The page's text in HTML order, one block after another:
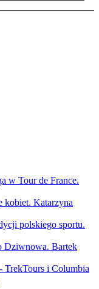
w Tour de France.
kobiet. Katarzyna
polskiego sportu.
Dziwnowa. Bartek
TrekTours i Columbia